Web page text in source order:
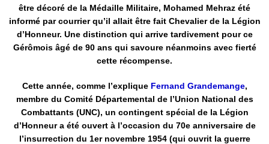
être décoré de la Médaille Militaire, Mohamed Mehraz été
informé par courrier qu’il allait être fait Chevalier de la Légion
d’Honneur. Une distinction qui arrive tardivement pour ce
Gérômois âgé de 90 ans qui savoure néanmoins avec fierté
cette récompense.
Cette année, comme l’explique Fernand Grandemange,
membre du Comité Départemental de l’Union National des
Combattants (UNC), un contingent spécial de la Légion
d’Honneur a été ouvert à l’occasion du 70e anniversaire de
l’insurrection du 1er novembre 1954 (qui ouvrit la guerre